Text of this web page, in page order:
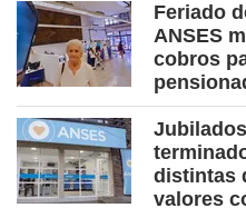
Feriado
ANSES
cobros
distintas
valores